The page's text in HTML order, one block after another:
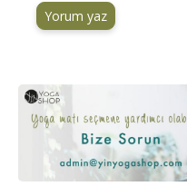
Yorum yaz